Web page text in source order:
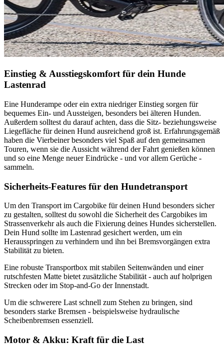
Einstieg & Ausstiegskomfort für dein Hunde
Lastenrad
Eine Hunderampe oder ein extra niedriger Einstieg sorgen für
bequemes Ein- und Aussteigen, besonders bei älteren Hunden.
Außerdem solltest du darauf achten, dass die Sitz- beziehungsweise
Liegefläche für deinen Hund ausreichend groß ist. Erfahrungsgemäß
haben die Vierbeiner besonders viel Spaß auf den gemeinsamen
Touren, wenn sie die Aussicht während der Fahrt genießen können
und so eine Menge neuer Eindrücke - und vor allem Gerüche -
sammeln.
Sicherheits-Features für den Hundetransport
Um den Transport im Cargobike für deinen Hund besonders sicher
zu gestalten, solltest du sowohl die Sicherheit des Cargobikes im
Strassenverkehr als auch die Fixierung deines Hundes sicherstellen.
Dein Hund sollte im Lastenrad gesichert werden, um ein
Herausspringen zu verhindern und ihn bei Bremsvorgängen extra
Stabilität zu bieten.
Eine robuste Transportbox mit stabilen Seitenwänden und einer
rutschfesten Matte bietet zusätzliche Stabilität - auch auf holprigen
Strecken oder im Stop-and-Go der Innenstadt.
Um die schwerere Last schnell zum Stehen zu bringen, sind
besonders starke Bremsen - beispielsweise hydraulische
Scheibenbremsen essenziell.
Motor & Akku: Kraft für die Last